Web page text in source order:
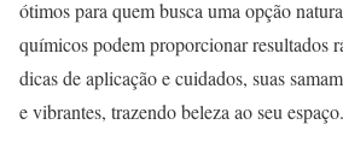
ótimos para quem busca uma opção
químicos podem proporcionar resultados
dicas de aplicação e cuidados, suas
e vibrantes, trazendo beleza ao seu espaço.